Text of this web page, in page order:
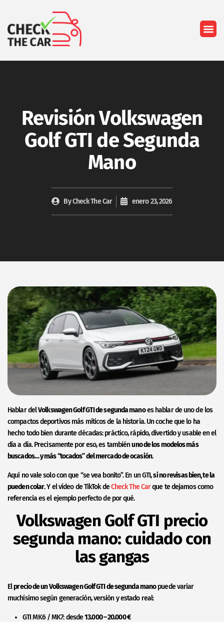
Revisión Volkswagen
Golf GTI de Segunda
Mano
ByCheck The Car enero 23, 2026
Hablar delVolkswagen Golf GTI de segunda manoes hablar de uno de los
compactos deportivos más míticos de la historia. Un coche que lo ha
hecho todo bien durante décadas: práctico, rápido, divertido y usable en el
día a día. Precisamente por eso, es tambiénuno de los modelos más
buscados… y más “tocados” del mercado de ocasión.
Aquí no vale solo con que “se vea bonito”. En un GTI,si no revisas bien, te la
pueden colar. Y el vídeo de TikTok deCheck The Carque te dejamos como
referencia es el ejemplo perfecto de por qué.
Volkswagen Golf GTI precio
segunda mano: cuidado con
las gangas
Elprecio de un Volkswagen Golf GTI de segunda manopuede variar
muchísimo según generación, versión y estado real:
GTI MK6 / MK7: desde13.000 – 20.000 €